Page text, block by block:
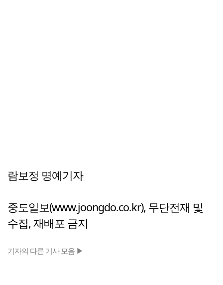
람보정 명예기자
중도일보(www.joongdo.co.kr), 무단전재 및
수집, 재배포 금지
기자의 다른 기사 모음 ▶